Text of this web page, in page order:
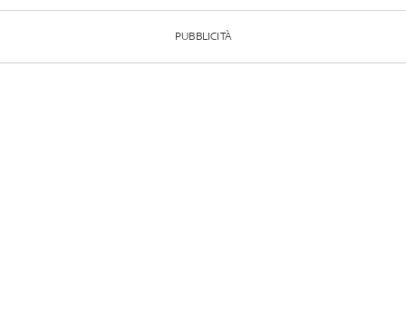
PUBBLICITÀ